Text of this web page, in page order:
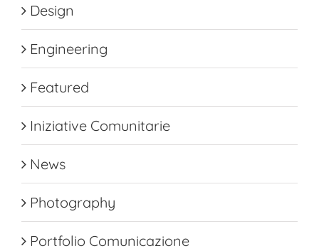
Design
Engineering
Featured
Iniziative Comunitarie
News
Photography
Portfolio Comunicazione